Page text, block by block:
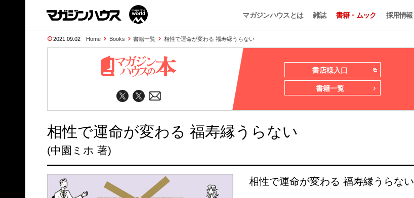
マガジンハウスとは 雑誌 書籍・ムック 採用情報
2021.09.02 Home Books 書籍一覧 相性で運命が変わる 福寿縁うらない
書店様入口
書籍一覧
相性で運命が変わる 福寿縁うらない
(中園ミホ 著)
相性で運命が変わる 福寿縁うらない